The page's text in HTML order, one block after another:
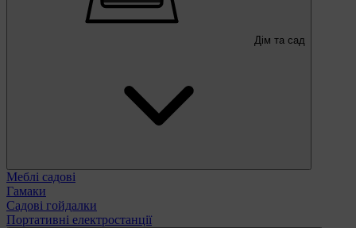
Дім та сад
Меблі садові
Гамаки
Садові гойдалки
Портативні електростанції